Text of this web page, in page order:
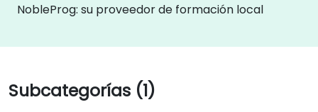
NobleProg: su proveedor de formación local
Subcategorías (1)